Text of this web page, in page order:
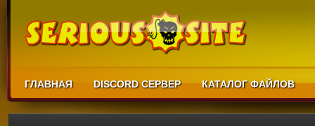
ГЛАВНАЯ DISCORD СЕРВЕР КАТАЛОГ ФАЙЛОВ